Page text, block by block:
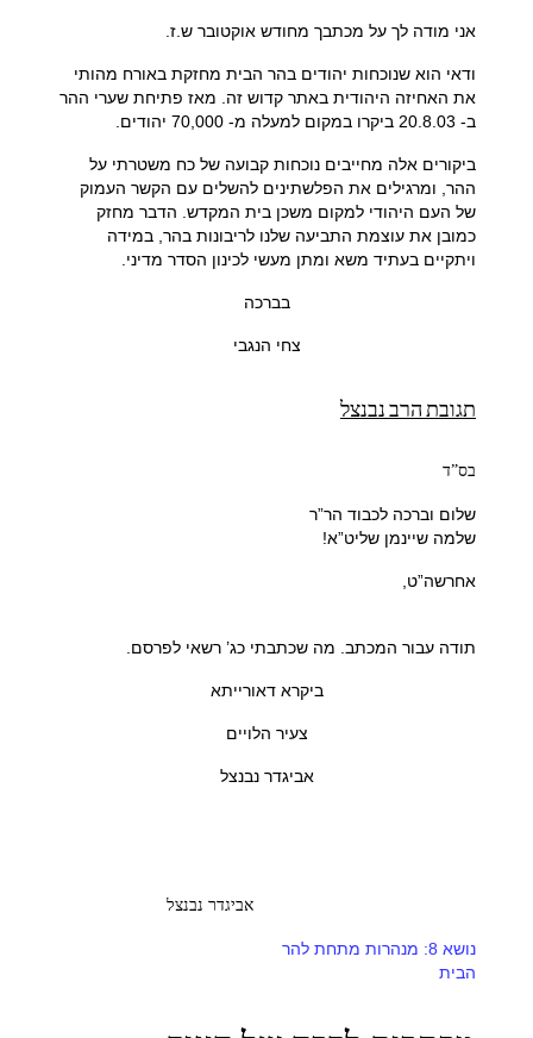
אני מודה לך על מכתבך מחודש אוקטובר ש.ז.
ודאי הוא שנוכחות יהודים בהר הבית מחזקת באורח מהותי
את האחיזה היהודית באתר קדוש זה. מאז פתיחת שערי ההר
ב- 20.8.03 ביקרו במקום למעלה מ- 70,000 יהודים.
ביקורים אלה מחייבים נוכחות קבועה של כח משטרתי על
ההר, ומרגילים את הפלשתינים להשלים עם הקשר העמוק
של העם היהודי למקום משכן בית המקדש. הדבר מחזק
כמובן את עוצמת התביעה שלנו לריבונות בהר, במידה
ויתקיים בעתיד משא ומתן מעשי לכינון הסדר מדיני.
בברכה
צחי הנגבי
תגובת הרב נבנצל
בס”ד
שלום וברכה לכבוד הר”ר
שלמה שיינמן שליט”א!
אחרשה”ט,
תודה עבור המכתב. מה שכתבתי כג’ רשאי לפרסם.
ביקרא דאורייתא
צעיר הלויים
אביגדר נבנצל
אביגדר נבנצל
נושא 8: מנהרות מתחת להר
הבית